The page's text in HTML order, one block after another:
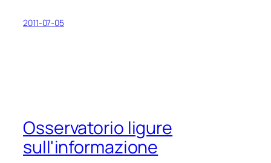
2011-07-05
Osservatorio ligure
sull'informazione